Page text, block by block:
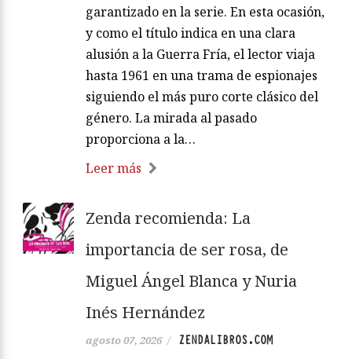
garantizado en la serie. En esta ocasión,
y como el título indica en una clara
alusión a la Guerra Fría, el lector viaja
hasta 1961 en una trama de espionajes
siguiendo el más puro corte clásico del
género. La mirada al pasado
proporciona a la…
Leer más
Zenda recomienda: La
importancia de ser rosa, de
Miguel Ángel Blanca y Nuria
Inés Hernández
agosto 07, 2026 / ZENDALIBROS.COM